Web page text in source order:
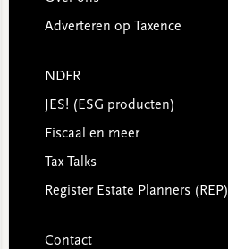
Adverteren op Taxence
NDFR
JES! (ESG producten)
Fiscaal en meer
Tax Talks
Register Estate Planners (REP)
Contact